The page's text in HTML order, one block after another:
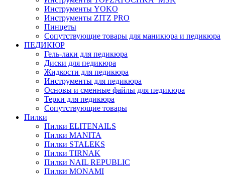
Инструменты YOKO
Инструменты ZITZ PRO
Пинцеты
Сопутствующие товары для маникюра и педикюра
ПЕДИКЮР
Гель-лаки для педикюра
Диски для педикюра
Жидкости для педикюра
Инструменты для педикюра
Основы и сменные файлы для педикюра
Терки для педикюра
Сопутствующие товары
Пилки
Пилки ELITENAILS
Пилки MANITA
Пилки STALEKS
Пилки TIRNAK
Пилки NAIL REPUBLIC
Пилки MONAMI